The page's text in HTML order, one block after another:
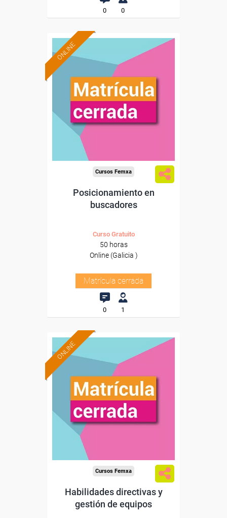
0 0
ONLINE
Cursos Femxa
Posicionamiento en
buscadores
Curso Gratuito
50 horas
Online (Galicia )
Matrícula cerrada
0 1
ONLINE
Cursos Femxa
Habilidades directivas y
gestión de equipos